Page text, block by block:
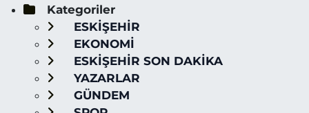
Kategoriler
ESKİŞEHİR
EKONOMİ
ESKİŞEHİR SON DAKİKA
YAZARLAR
GÜNDEM